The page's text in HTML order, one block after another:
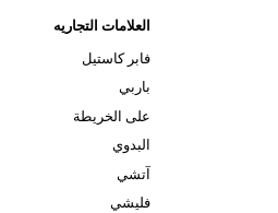
العلامات التجاريه
فابر كاستيل
باربي
على الخريطة
البدوي
آتشي
فليشي